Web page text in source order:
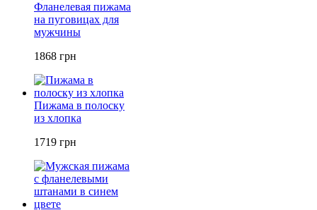
Фланелевая пижама
на пуговицах для
мужчины
1868 грн
Пижама в полоску
из хлопка
1719 грн